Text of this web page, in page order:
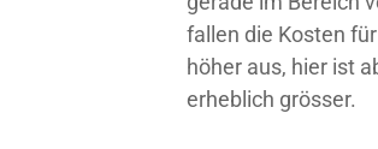
fallen die Kosten
höher aus, hier ist
erheblich grösser.